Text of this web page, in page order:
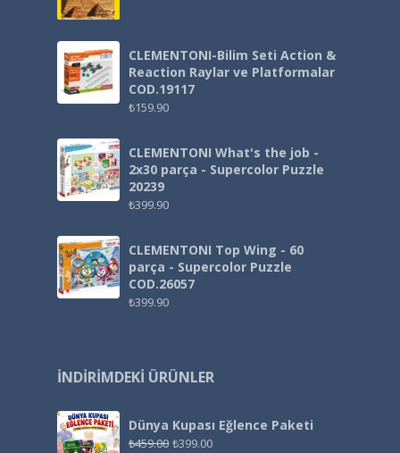
CLEMENTONI-Bilim Seti Action &
Reaction Raylar ve Platformalar
COD.19117
₺159.90
CLEMENTONI What's the job -
2x30 parça - Supercolor Puzzle
20239
₺399.90
CLEMENTONI Top Wing - 60
parça - Supercolor Puzzle
COD.26057
₺399.90
İNDIRIMDEKI ÜRÜNLER
Dünya Kupası Eğlence Paketi
₺459.00 ₺399.00